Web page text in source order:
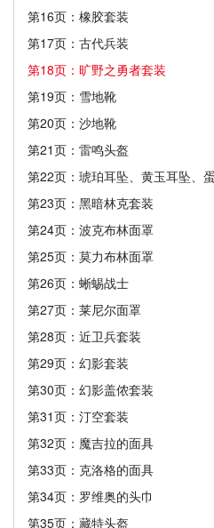
第16页：橡胶套装
第17页：古代兵装
第18页：旷野之勇者套装
第19页：雪地靴
第20页：沙地靴
第21页：雷鸣头盔
第22页：琥珀耳坠、黄玉耳坠、
第23页：黑暗林克套装
第24页：波克布林面罩
第25页：莫力布林面罩
第26页：蜥蜴战士
第27页：莱尼尔面罩
第28页：近卫兵套装
第29页：幻影套装
第30页：幻影盖侬套装
第31页：汀空套装
第32页：魔吉拉的面具
第33页：克洛格的面具
第34页：罗维奥的头巾
第35页：藏特头盔